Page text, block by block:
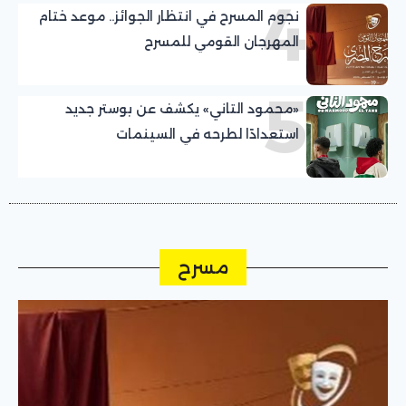
4
نجوم المسرح في انتظار الجوائز.. موعد ختام
المهرجان القومي للمسرح
5
«محمود التاني» يكشف عن بوستر جديد
استعدادًا لطرحه في السينمات
مسرح